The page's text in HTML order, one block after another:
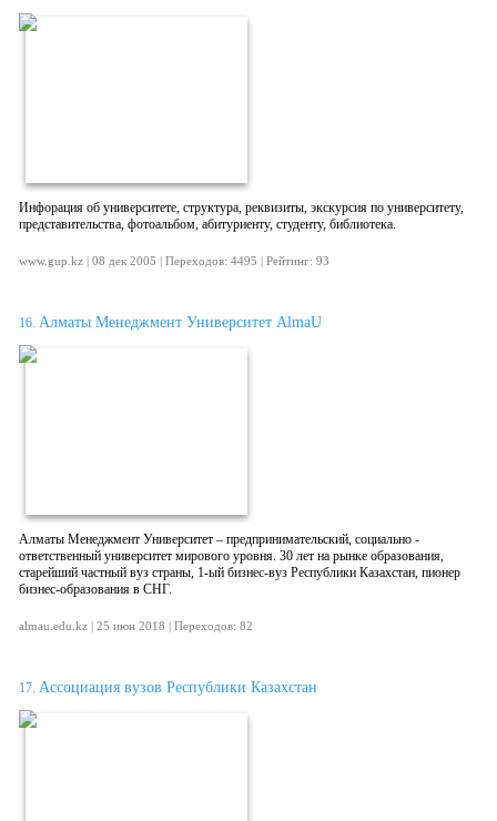
Инфорация об университете, структура, реквизиты, экскурсия по университету,
представительства, фотоальбом, абитуриенту, студенту, библиотека.
www.gup.kz | 08 дек 2005 | Переходов: 4495 | Рейтинг: 93
16. Алматы Менеджмент Университет AlmaU
Алматы Менеджмент Университет – предпринимательский, социально -
ответственный университет мирового уровня. 30 лет на рынке образования,
старейший частный вуз страны, 1-ый бизнес-вуз Республики Казахстан, пионер
бизнес-образования в СНГ.
almau.edu.kz | 25 июн 2018 | Переходов: 82
17. Ассоциация вузов Республики Казахстан